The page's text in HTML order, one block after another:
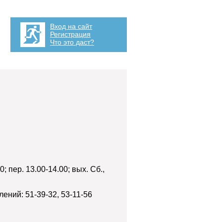
Вход на сайт
Регистрация
Что это даст?
пер. 13.00-14.00; вых. Сб.,
51-39-32, 53-11-56